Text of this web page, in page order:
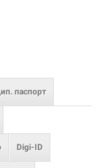
паспорт
Digi-ID